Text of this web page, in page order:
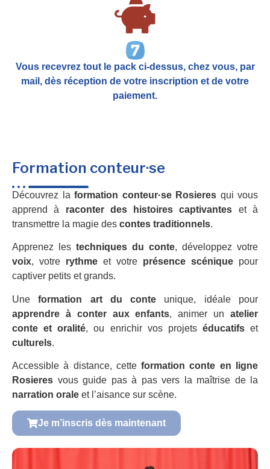
Vous recevrez tout le pack ci-dessus, chez vous, par
mail, dès réception de votre inscription et de votre
paiement.
Formation conteur·se
Découvrez la formation conteur·se Rosieres qui vous
apprend à raconter des histoires captivantes et à
transmettre la magie des contes traditionnels.
Apprenez les techniques du conte, développez votre
voix, votre rythme et votre présence scénique pour
captiver petits et grands.
Uneformation art du conte unique, idéale pour
apprendre à conter aux enfants, animer unatelier
conte et oralité, ou enrichir vos projets éducatifset
culturels.
Accessible à distance, cetteformation conte en ligne
Rosieres vous guide pas à pas vers la maîtrise de la
narration orale et l’aisance sur scène.
Je m’inscris dès maintenant